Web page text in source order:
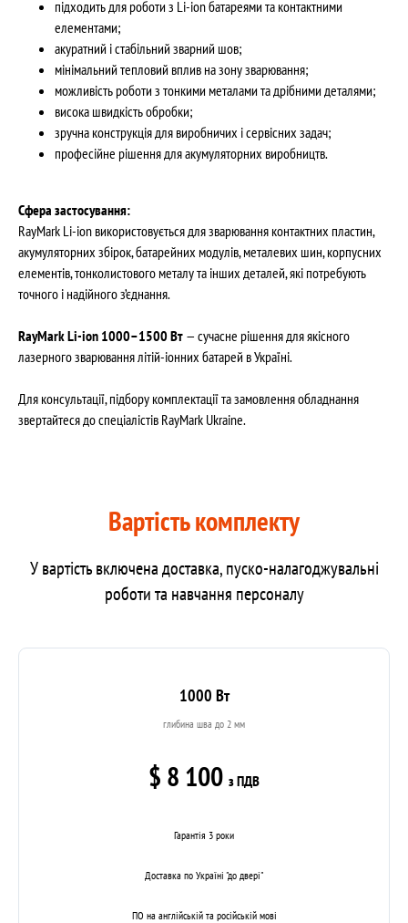
підходить для роботи з Li-ion батареями та контактними
елементами;
акуратний і стабільний зварний шов;
мінімальний тепловий вплив на зону зварювання;
можливість роботи з тонкими металами та дрібними деталями;
висока швидкість обробки;
зручна конструкція для виробничих і сервісних задач;
професійне рішення для акумуляторних виробництв.
Сфера застосування:
RayMark Li-ion використовується для зварювання контактних пластин,
акумуляторних збірок, батарейних модулів, металевих шин, корпусних
елементів, тонколистового металу та інших деталей, які потребують
точного і надійного з’єднання.
RayMark Li-ion 1000–1500 Вт — сучасне рішення для якісного
лазерного зварювання літій-іонних батарей в Україні.
Для консультації, підбору комплектації та замовлення обладнання
звертайтеся до спеціалістів RayMark Ukraine.
Вартість комплекту
У вартість включена доставка, пуско-налагоджувальні
роботи та навчання персоналу
1000 Вт
глибина шва до 2 мм
$ 8 100 з ПДВ
Гарантія 3 роки
Доставка по Україні "до двері"
ПО на англійській та російській мові